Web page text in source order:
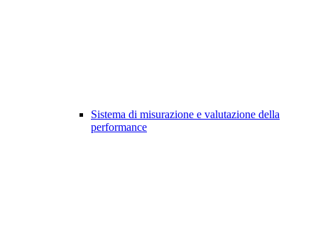
Sistema di misurazione e valutazione della
performance